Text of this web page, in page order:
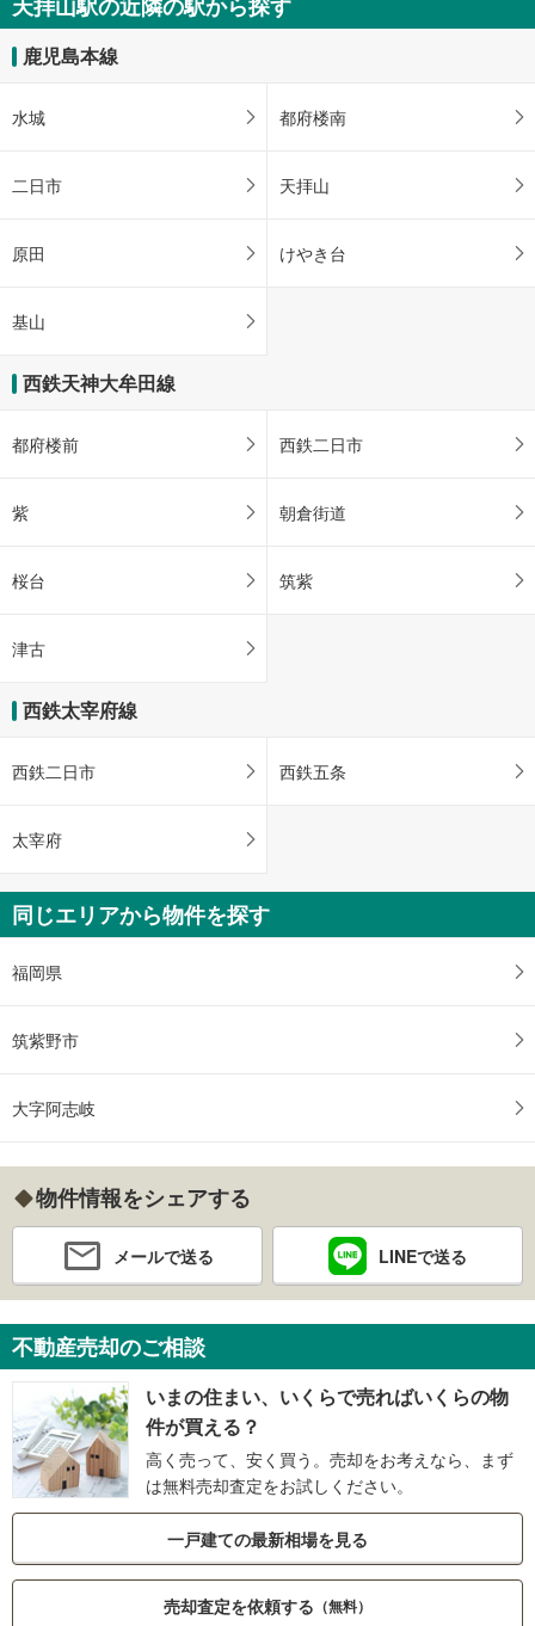
天拝山駅の近隣の駅から探す
鹿児島本線
水城 都府楼南
二日市 天拝山
原田 けやき台
基山
西鉄天神大牟田線
都府楼前 西鉄二日市
紫 朝倉街道
桜台 筑紫
津古
西鉄太宰府線
西鉄二日市 西鉄五条
太宰府
同じエリアから物件を探す
福岡県
筑紫野市
大字阿志岐
物件情報をシェアする
メールで送る LINEで送る
不動産売却のご相談
いまの住まい、いくらで売ればいくらの物
件が買える？
高く売って、安く買う。売却をお考えなら、まず
は無料売却査定をお試しください。
一戸建ての最新相場を見る
売却査定を依頼する （無料）